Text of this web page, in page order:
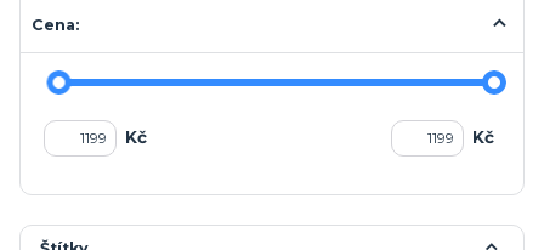
Cena:
Kč Kč